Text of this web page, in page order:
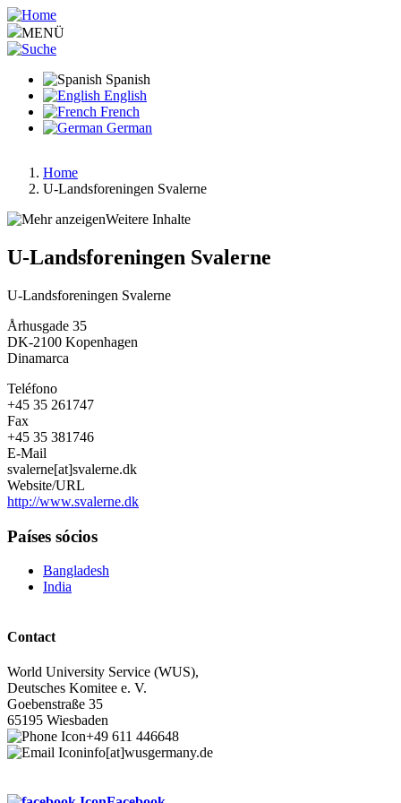
Pasar
al
contenido
MENÜ
Spanish
English
French
German
Ruta
de
Home
U-Landsforeningen Svalerne
Weitere Inhalte
U-Landsforeningen Svalerne
U-Landsforeningen Svalerne
Århusgade 35
DK-2100 Kopenhagen
Dinamarca
Teléfono
+45 35 261747
Fax
+45 35 381746
E-Mail
svalerne[at]svalerne.dk
Website/URL
http://www.svalerne.dk
Países sócios
Bangladesh
India
Contact
World University Service (WUS),
Deutsches Komitee e. V.
Goebenstraße 35
65195 Wiesbaden
+49 611 446648
info[at]wusgermany.de